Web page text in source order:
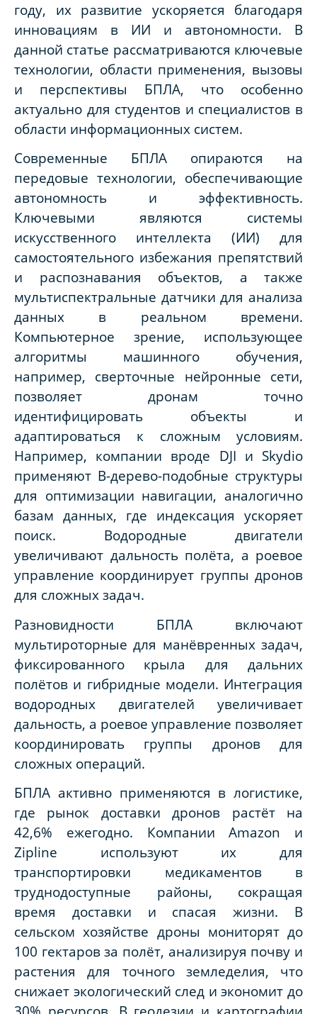
году, их развитие ускоряется благодаря
инновациям в ИИ и автономности. В
данной статье рассматриваются ключевые
технологии, области применения, вызовы
и перспективы БПЛА, что особенно
актуально для студентов и специалистов в
области информационных систем.
Современные БПЛА опираются на
передовые технологии, обеспечивающие
автономность и эффективность.
Ключевыми являются системы
искусственного интеллекта (ИИ) для
самостоятельного избежания препятствий
и распознавания объектов, а также
мультиспектральные датчики для анализа
данных в реальном времени.
Компьютерное зрение, использующее
алгоритмы машинного обучения,
например, сверточные нейронные сети,
позволяет дронам точно
идентифицировать объекты и
адаптироваться к сложным условиям.
Например, компании вроде DJI и Skydio
применяют B-дерево-подобные структуры
для оптимизации навигации, аналогично
базам данных, где индексация ускоряет
поиск. Водородные двигатели
увеличивают дальность полёта, а роевое
управление координирует группы дронов
для сложных задач.
Разновидности БПЛА включают
мультироторные для манёвренных задач,
фиксированного крыла для дальних
полётов и гибридные модели. Интеграция
водородных двигателей увеличивает
дальность, а роевое управление позволяет
координировать группы дронов для
сложных операций.
БПЛА активно применяются в логистике,
где рынок доставки дронов растёт на
42,6% ежегодно. Компании Amazon и
Zipline используют их для
транспортировки медикаментов в
труднодоступные районы, сокращая
время доставки и спасая жизни. В
сельском хозяйстве дроны мониторят до
100 гектаров за полёт, анализируя почву и
растения для точного земледелия, что
снижает экологический след и экономит до